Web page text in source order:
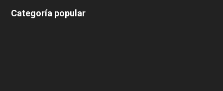
Categoría popular